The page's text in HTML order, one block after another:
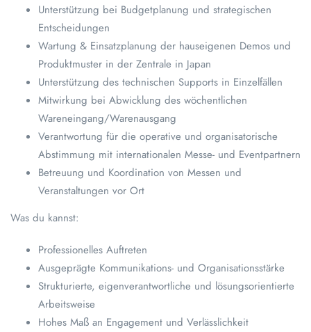
Unterstützung bei Budgetplanung und strategischen
Entscheidungen
Wartung & Einsatzplanung der hauseigenen Demos und
Produktmuster in der Zentrale in Japan
Unterstützung des technischen Supports in Einzelfällen
Mitwirkung bei Abwicklung des wöchentlichen
Wareneingang/Warenausgang
Verantwortung für die operative und organisatorische
Abstimmung mit internationalen Messe- und Eventpartnern
Betreuung und Koordination von Messen und
Veranstaltungen vor Ort
Was du kannst:
Professionelles Auftreten
Ausgeprägte Kommunikations- und Organisationsstärke
Strukturierte, eigenverantwortliche und lösungsorientierte
Arbeitsweise
Hohes Maß an Engagement und Verlässlichkeit